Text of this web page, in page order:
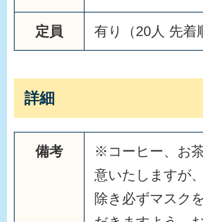
定員 有り（20人 先着
詳細
備考
※コーヒー、お
意いたしますが
除き必ずマスク